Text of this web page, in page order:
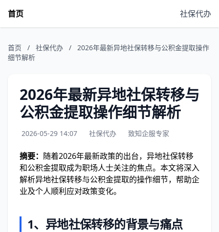
首页 社保代办
首页 / 社保代办 /
2026年最新异地社保转移与公积金提取操作
细节解析
2026年最新异地社保转移与
公积金提取操作细节解析
2026-05-29 14:07 社保代办 致知企服专家
摘要： 随着2026年最新政策的出台，异地社保转移
和公积金提取成为职场人士关注的焦点。本文将深入
解析异地社保转移与公积金提取的操作细节，帮助企
业及个人顺利应对政策变化。
1、异地社保转移的背景与痛点